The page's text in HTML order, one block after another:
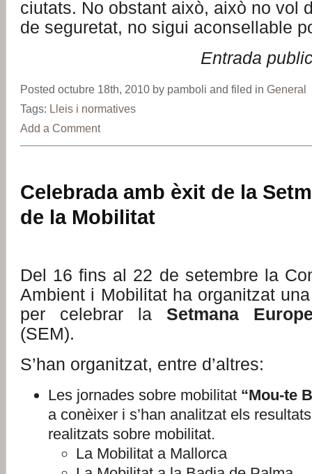
ciutats. No obstant això, això no vol
de seguretat, no sigui aconsellable
Entrada
Posted octubre 18th, 2010 by pamboli and filed in General
Tags: Lleis i normatives
Add a Comment
Celebrada amb èxit de la
de la Mobilitat
Del 16 fins al 22 de setembre la
Ambient i Mobilitat ha organitzat
per celebrar la
Setmana
(SEM).
S’han organitzat, entre d’altres:
Les jornades sobre mobilitat “Mou-te
a conèixer i s’han analitzat els
realitzats sobre mobilitat.
La Mobilitat a Mallorca